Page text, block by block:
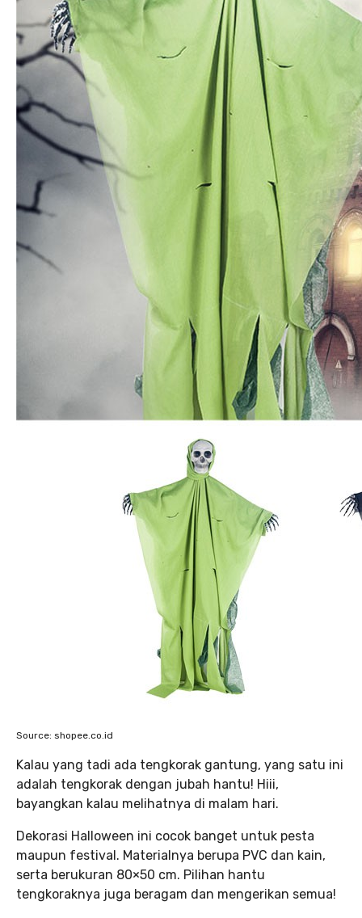
Source: shopee.co.id
Kalau yang tadi ada tengkorak gantung, yang satu ini
adalah tengkorak dengan jubah hantu! Hiii,
bayangkan kalau melihatnya di malam hari.
Dekorasi Halloween ini cocok banget untuk pesta
maupun festival. Materialnya berupa PVC dan kain,
serta berukuran 80×50 cm. Pilihan hantu
tengkoraknya juga beragam dan mengerikan semua!